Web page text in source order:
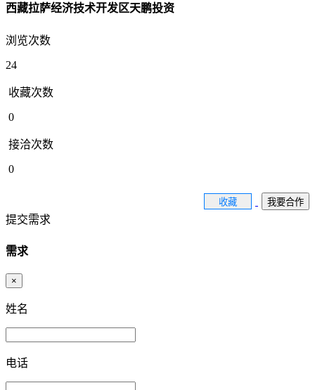
西藏拉萨经济技术开发区天鹏投资
浏览次数
24
收藏次数
0
接洽次数
0
收藏 我要合作
提交需求
需求
×
姓名
电话